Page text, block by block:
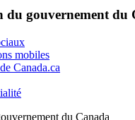
du gouvernement du
mobiles
Canada.ca